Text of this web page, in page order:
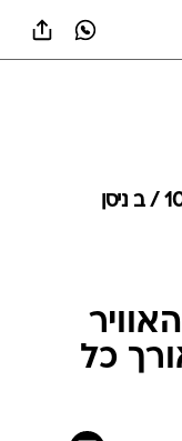
מבזקי חדשות - יום רביעי 10.04.2024 / ב ניסן
כל